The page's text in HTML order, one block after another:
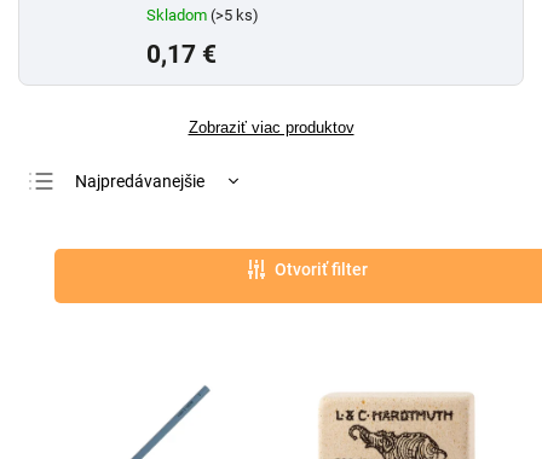
Skladom (>5 ks)
0,17 €
Zobraziť viac produktov
Najpredávanejšie
Otvoriť filter